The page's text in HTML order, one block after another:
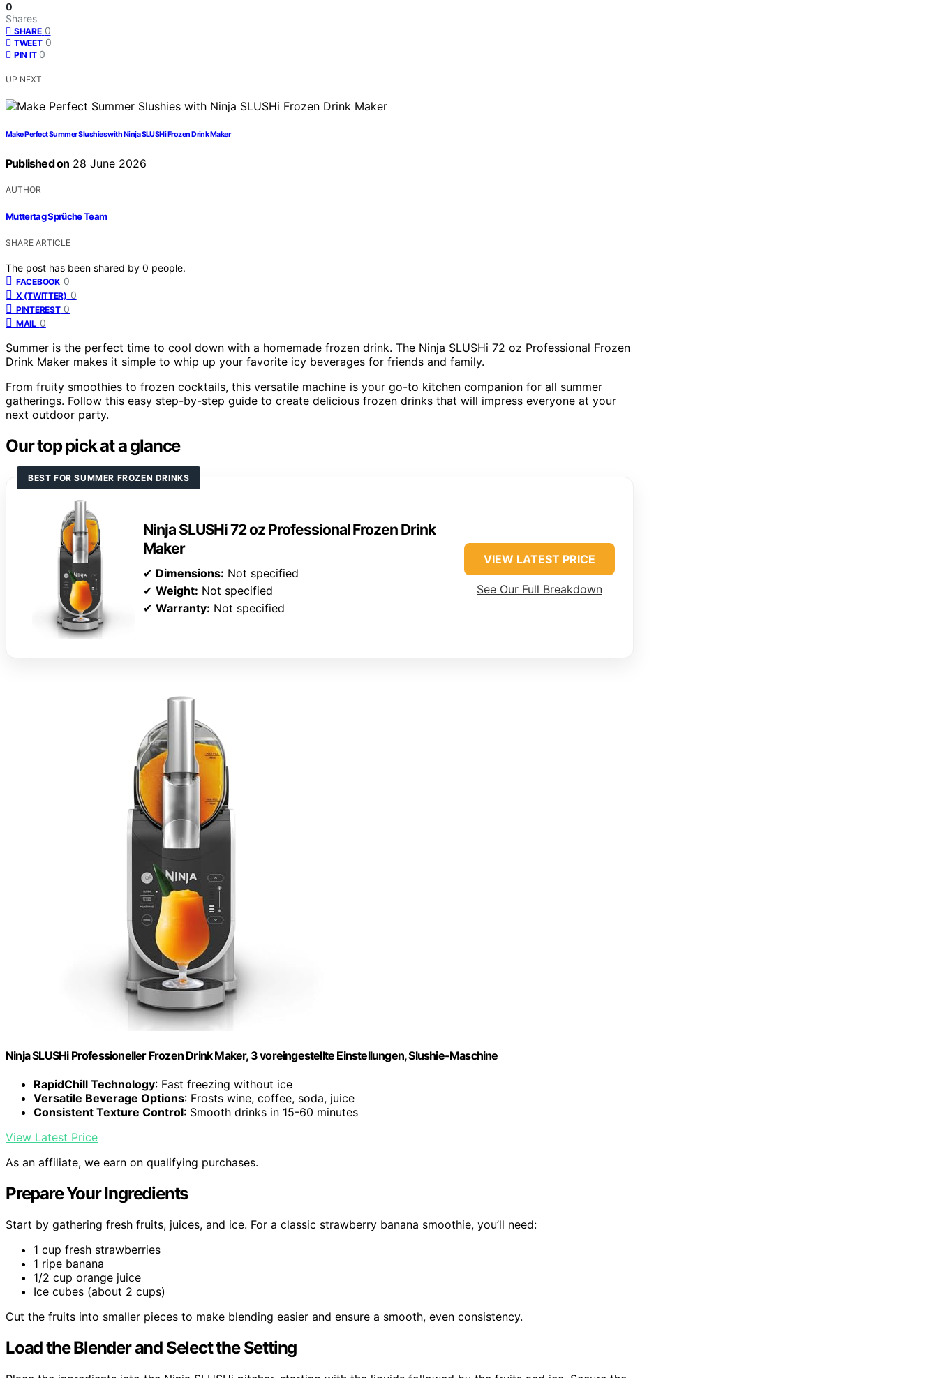
0
Shares
SHARE 0
TWEET 0
PIN IT 0
UP NEXT
Make Perfect Summer Slushies with Ninja SLUSHi Frozen Drink Maker
Published on 28 June 2026
AUTHOR
Muttertag Sprüche Team
SHARE ARTICLE
The post has been shared by 0 people.
FACEBOOK 0
X (TWITTER) 0
PINTEREST 0
MAIL 0
Summer is the perfect time to cool down with a homemade frozen drink. The Ninja SLUSHi 72 oz Professional Frozen
Drink Maker makes it simple to whip up your favorite icy beverages for friends and family.
From fruity smoothies to frozen cocktails, this versatile machine is your go-to kitchen companion for all summer
gatherings. Follow this easy step-by-step guide to create delicious frozen drinks that will impress everyone at your
next outdoor party.
Our top pick at a glance
BEST FOR SUMMER FROZEN DRINKS
Ninja SLUSHi 72 oz Professional Frozen Drink
Maker
✔ Dimensions: Not specified
✔ Weight: Not specified
✔ Warranty: Not specified
VIEW LATEST PRICE
See Our Full Breakdown
Ninja SLUSHi Professioneller Frozen Drink Maker, 3 voreingestellte Einstellungen, Slushie-Maschine
RapidChill Technology: Fast freezing without ice
Versatile Beverage Options: Frosts wine, coffee, soda, juice
Consistent Texture Control: Smooth drinks in 15-60 minutes
View Latest Price
As an affiliate, we earn on qualifying purchases.
Prepare Your Ingredients
Start by gathering fresh fruits, juices, and ice. For a classic strawberry banana smoothie, you’ll need:
1 cup fresh strawberries
1 ripe banana
1/2 cup orange juice
Ice cubes (about 2 cups)
Cut the fruits into smaller pieces to make blending easier and ensure a smooth, even consistency.
Load the Blender and Select the Setting